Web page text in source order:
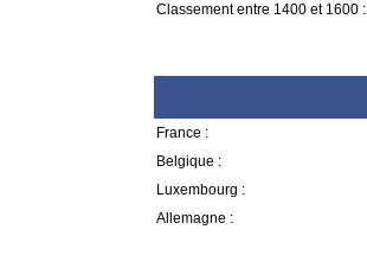
Classement entre 1400 et 1600 :
France :
Belgique :
Luxembourg :
Allemagne :